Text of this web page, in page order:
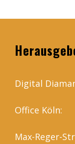
Digital
Office Köln:
Max-Reger-